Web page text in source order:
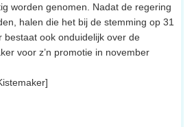
worden genomen. Nadat de regering
halen die het bij de stemming op 31
bestaat ook onduidelijk over de
voor z’n promotie in november